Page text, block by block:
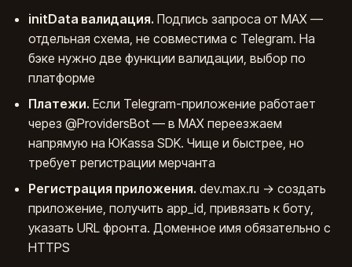
initData валидация. Подпись запроса от MAX —
отдельная схема, не совместима с Telegram. На
бэке нужно две функции валидации, выбор по
платформе
Платежи. Если Telegram-приложение работает
через @ProvidersBot — в MAX переезжаем
напрямую на ЮKassa SDK. Чище и быстрее, но
требует регистрации мерчанта
Регистрация приложения. dev.max.ru → создать
приложение, получить app_id, привязать к боту,
указать URL фронта. Доменное имя обязательно с
HTTPS